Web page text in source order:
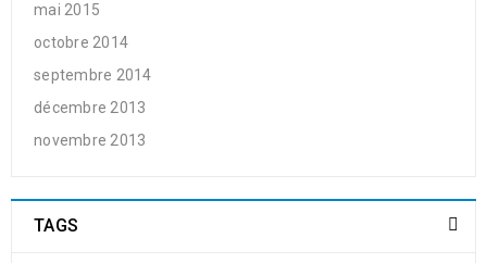
mai 2015
octobre 2014
septembre 2014
décembre 2013
novembre 2013
TAGS